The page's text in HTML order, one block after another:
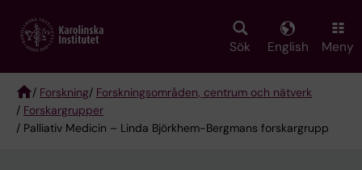
main
Sök English Meny
Breadcrumb
/ Forskning/ Forskningsområden, centrum och nätverk
/ Forskargrupper
/ Palliativ Medicin – Linda Björkhem-Bergmans forskargrupp